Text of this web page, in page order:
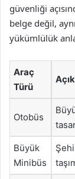
güvenliği
belge değil,
yükümlülük
Araç
Türü
Otobüs
Büyük
Minibüs